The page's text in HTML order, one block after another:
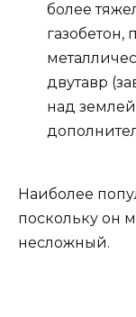
более
двутавр
над
Наиболее
поскольку он
несложный.